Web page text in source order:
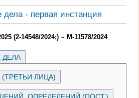
дела - первая инстанция
(2-14548/2024;) ~ М-11578/2024
ДЕЛА
ЛИЦА)